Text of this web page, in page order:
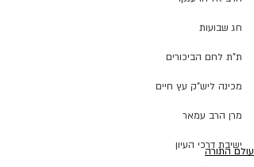
חג שבועות
ת"ת לחם הביכורים
מכינה ליש"ק עץ חיים
מרן הרב עמאר
ישיבת דרכי העיון
עולם התורה